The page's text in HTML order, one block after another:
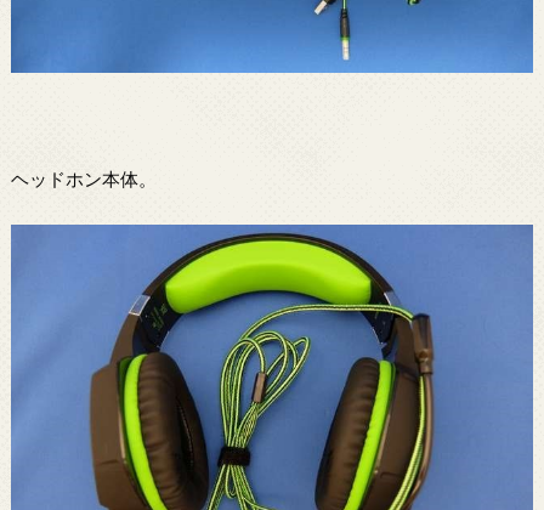
ヘッドホン本体。